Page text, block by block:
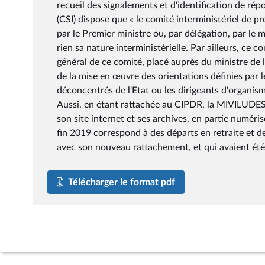
recueil des signalements et d'identification de
(CSI) dispose que « le comité interministériel de
par le Premier ministre ou, par délégation, par le
rien sa nature interministérielle. Par ailleurs, ce
général de ce comité, placé auprès du ministre
de la mise en œuvre des orientations définies par
déconcentrés de l'Etat ou les dirigeants
Aussi, en étant rattachée au CIPDR, la
son site internet et ses archives, en partie
fin 2019 correspond à des départs en retraite et
avec son nouveau rattachement, et qui avaient
Télécharger le format pdf